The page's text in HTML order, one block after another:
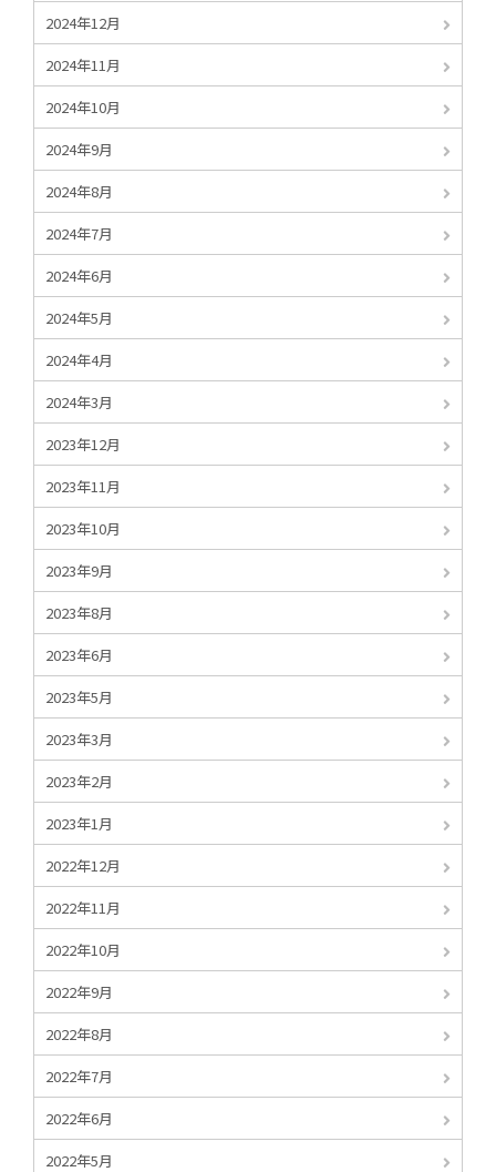
2024年12月
2024年11月
2024年10月
2024年9月
2024年8月
2024年7月
2024年6月
2024年5月
2024年4月
2024年3月
2023年12月
2023年11月
2023年10月
2023年9月
2023年8月
2023年6月
2023年5月
2023年3月
2023年2月
2023年1月
2022年12月
2022年11月
2022年10月
2022年9月
2022年8月
2022年7月
2022年6月
2022年5月